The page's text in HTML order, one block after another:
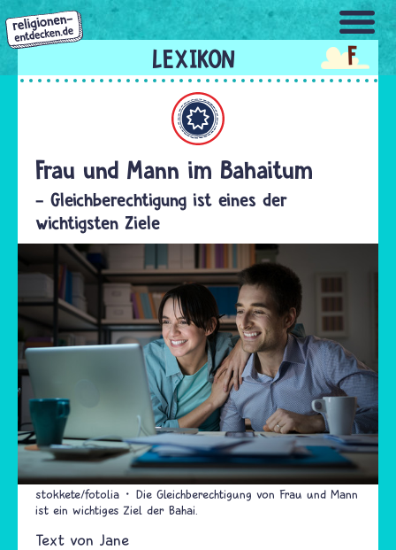
Direkt
zum
Inhalt
F
Frau und Mann im Bahaitum
- Gleichberechtigung ist eines der
wichtigsten Ziele
stokkete/fotolia
Die Gleichberechtigung von Frau und Mann
ist ein wichtiges Ziel der Bahai.
Text von Jane